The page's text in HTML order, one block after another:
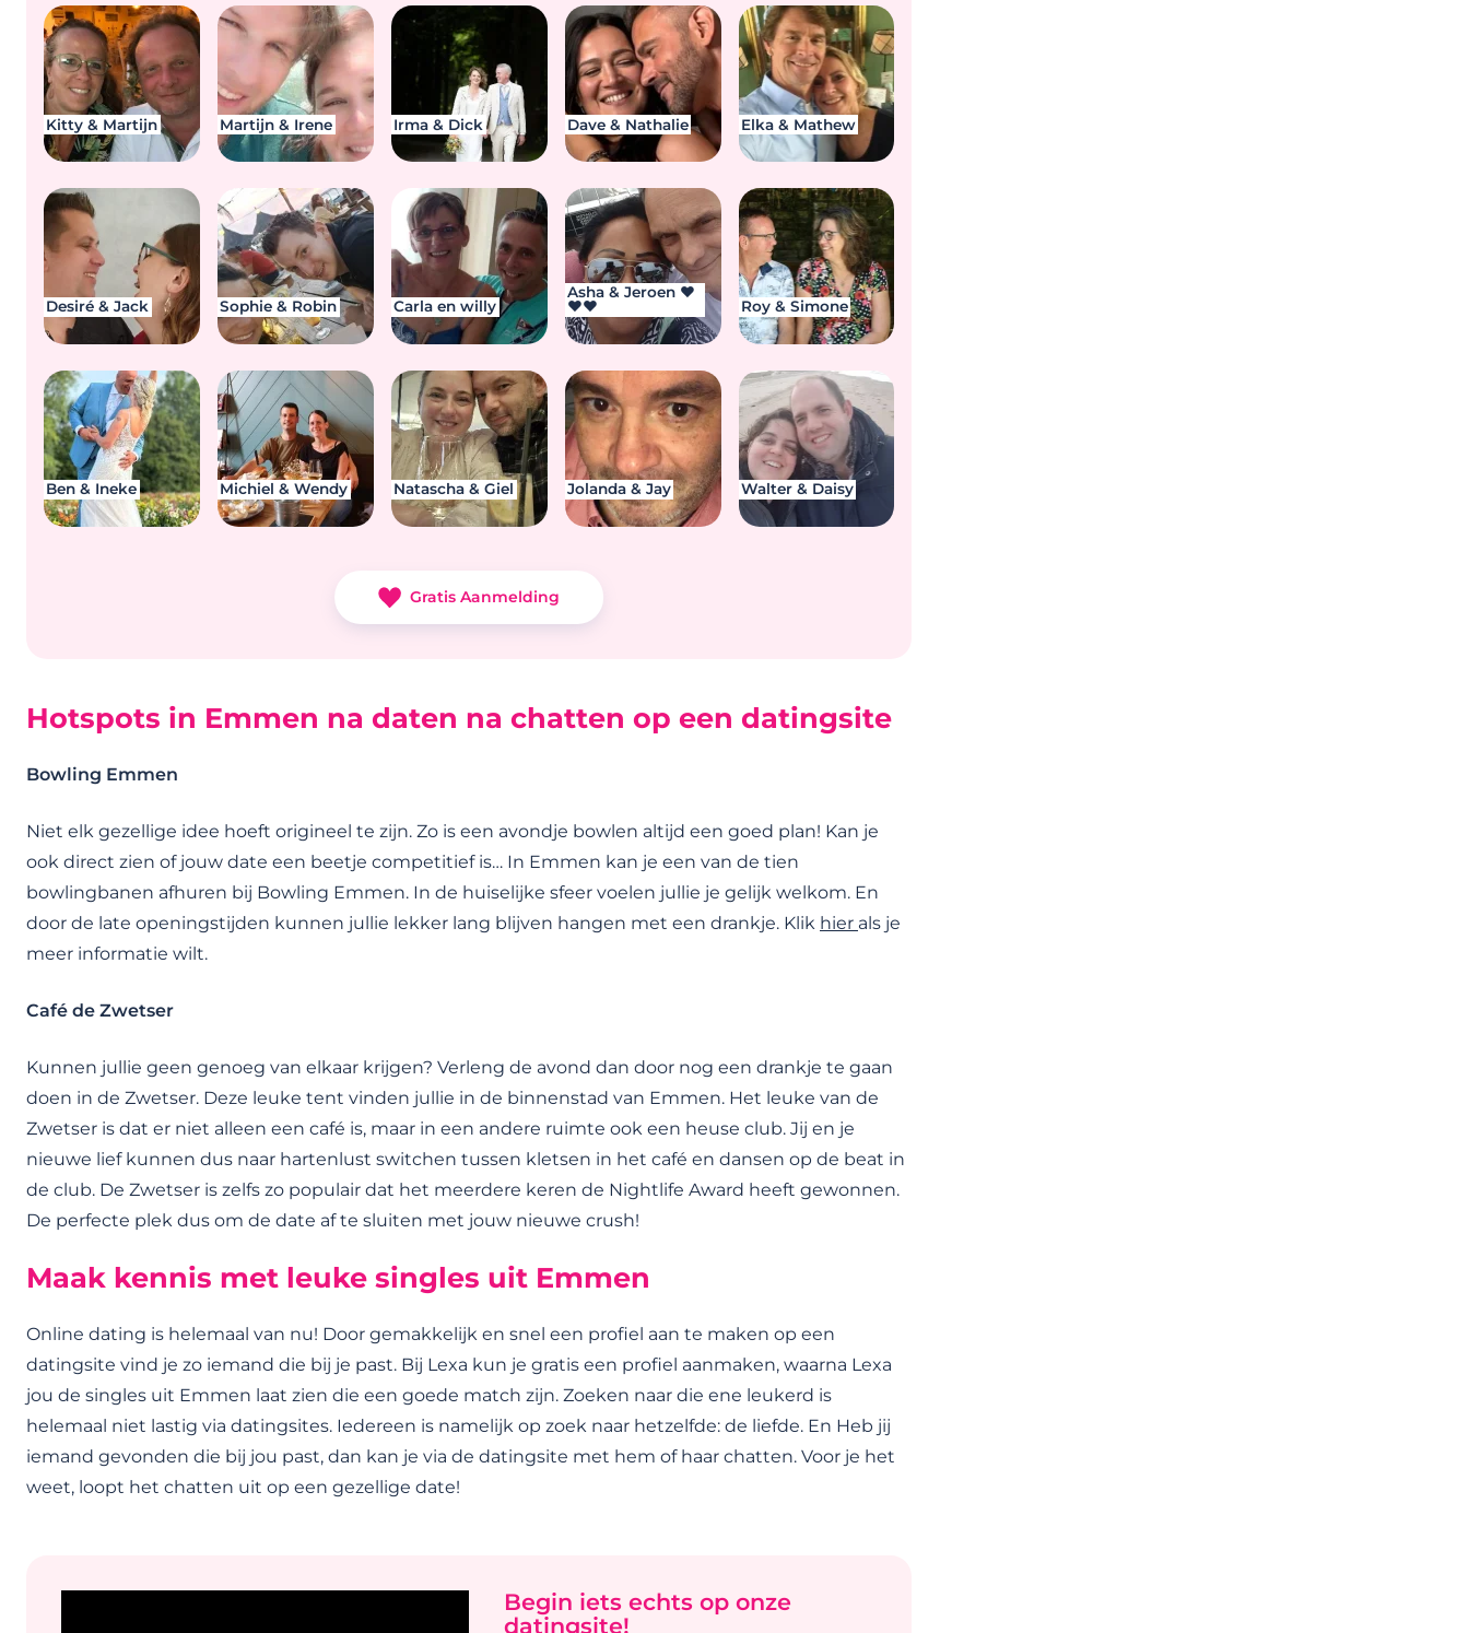
Kitty & Martijn Martijn & Irene Irma & Dick Dave & Nathalie Elka & Mathew
Desiré & Jack Sophie & Robin Carla en willy
Asha & Jeroen ❤️
❤️❤️
Roy & Simone
Ben & Ineke Michiel & Wendy Natascha & Giel Jolanda & Jay Walter & Daisy
Gratis Aanmelding
Hotspots in Emmen na daten na chatten op een datingsite
Bowling Emmen
Niet elk gezellige idee hoeft origineel te zijn. Zo is een avondje bowlen altijd een goed plan! Kan je
ook direct zien of jouw date een beetje competitief is… In Emmen kan je een van de tien
bowlingbanen afhuren bij Bowling Emmen. In de huiselijke sfeer voelen jullie je gelijk welkom. En
door de late openingstijden kunnen jullie lekker lang blijven hangen met een drankje. Klik hier als je
meer informatie wilt.
Café de Zwetser
Kunnen jullie geen genoeg van elkaar krijgen? Verleng de avond dan door nog een drankje te gaan
doen in de Zwetser. Deze leuke tent vinden jullie in de binnenstad van Emmen. Het leuke van de
Zwetser is dat er niet alleen een café is, maar in een andere ruimte ook een heuse club. Jij en je
nieuwe lief kunnen dus naar hartenlust switchen tussen kletsen in het café en dansen op de beat in
de club. De Zwetser is zelfs zo populair dat het meerdere keren de Nightlife Award heeft gewonnen.
De perfecte plek dus om de date af te sluiten met jouw nieuwe crush!
Maak kennis met leuke singles uit Emmen
Online dating is helemaal van nu! Door gemakkelijk en snel een profiel aan te maken op een
datingsite vind je zo iemand die bij je past. Bij Lexa kun je gratis een profiel aanmaken, waarna Lexa
jou de singles uit Emmen laat zien die een goede match zijn. Zoeken naar die ene leukerd is
helemaal niet lastig via datingsites. Iedereen is namelijk op zoek naar hetzelfde: de liefde. En Heb jij
iemand gevonden die bij jou past, dan kan je via de datingsite met hem of haar chatten. Voor je het
weet, loopt het chatten uit op een gezellige date!
Begin iets echts op onze
datingsite!